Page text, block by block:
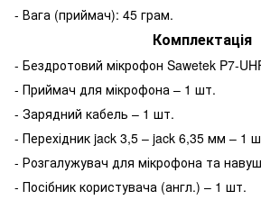
- Вага (приймач): 45 грам.
Комплектація
- Бездротовий мікрофон Sawetek P7-
- Приймач для мікрофона – 1 шт.
- Зарядний кабель – 1 шт.
- Перехідник jack 3,5 – jack 6,35 мм – 1
- Розгалужувач для мікрофона та
- Посібник користувача (англ.) – 1 шт.